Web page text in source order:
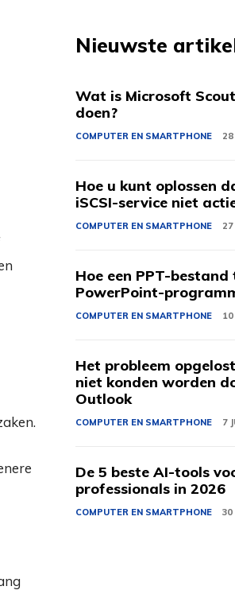
Nieuwste
Wat is Microsoft
doen?
COMPUTER EN SMARTPHONE
Hoe u kunt oplossen
iSCSI-service niet
COMPUTER EN SMARTPHONE
Hoe een PPT-
PowerPoint-
COMPUTER EN SMARTPHONE
Het probleem
niet konden worden
Outlook
COMPUTER EN SMARTPHONE 7
De 5 beste AI-tools
professionals in 2026
COMPUTER EN SMARTPHONE 30